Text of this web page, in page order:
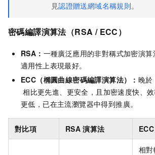
見認證贈送網域名稱規則。
密碼編譯演算法（RSA / ECC）
RSA： 一種廣泛應用的非對稱式加密演
適用性上表現最好。
ECC（橢圓曲線密碼編譯演算法）： 晚於
相比更先進、更安全，且加密速度快、
更低，已在主流瀏覽器中得到推廣。
對比項 RSA 演算法 ECC
相